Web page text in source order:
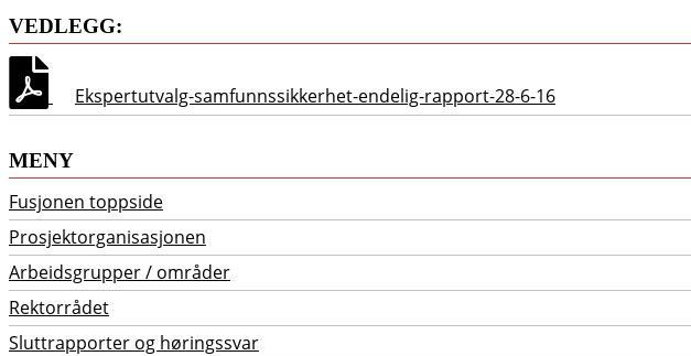
VEDLEGG:
Ekspertutvalg-samfunnssikkerhet-endelig-rapport-28-6-16
MENY
Fusjonen toppside
Prosjektorganisasjonen
Arbeidsgrupper / områder
Rektorrådet
Sluttrapporter og høringssvar